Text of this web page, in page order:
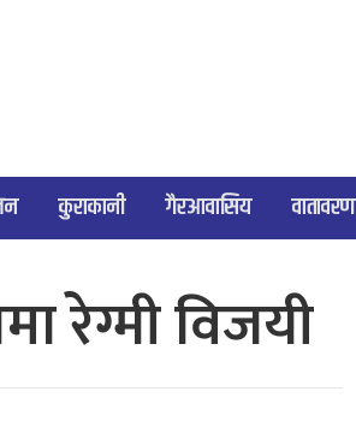
कुराकानी गैरआवासिय वातावरण
रेग्मी विजयी